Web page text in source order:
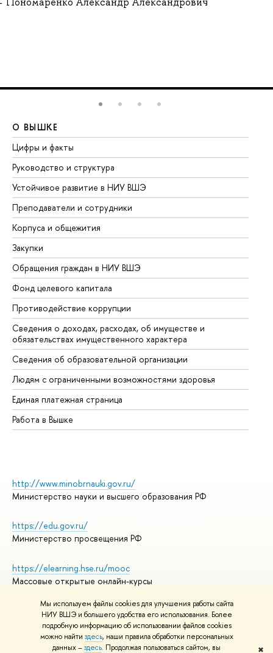
Мы используем файлы cookies для улучшения работы сайта
НИУ ВШЭ и большего удобства его использования. Более
подробную информацию об использовании файлов cookies
можно найти здесь, наши правила обработки персональных
данных –здесь. Продолжая пользоваться сайтом, вы ✖
О ВЫШКЕ
Цифры и факты
Руководство и структура
Устойчивое развитие в НИУ ВШЭ
Преподаватели и сотрудники
Корпуса и общежития
Закупки
Обращения граждан в НИУ ВШЭ
Фонд целевого капитала
Противодействие коррупции
Сведения о доходах, расходах, об имуществе и
обязательствах имущественного характера
Сведения об образовательной организации
Людям с ограниченными возможностями здоровья
Единая платежная страница
Работа в Вышке
http://www.minobrnauki.gov.ru/
Министерство науки и высшего образования РФ
https://edu.gov.ru/
Министерство просвещения РФ
https://elearning.hse.ru/mooc
Массовые открытые онлайн-курсы
© НИУ ВШЭ 1993–2026
Адреса и контакты
Условия использования материалов